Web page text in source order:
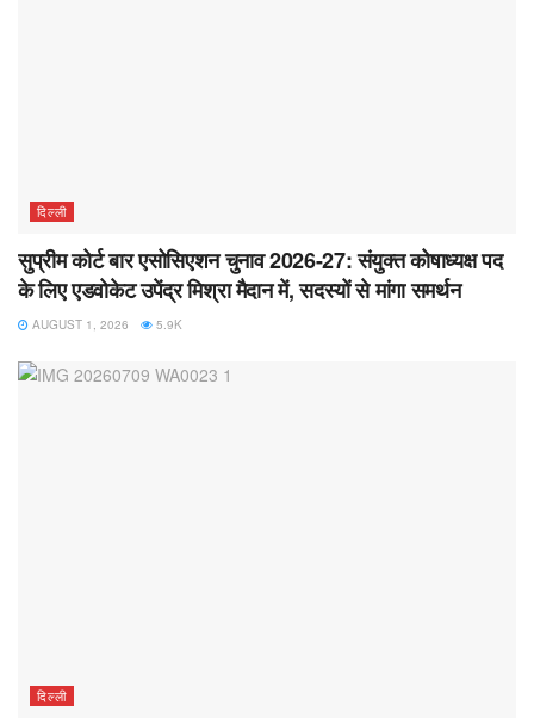
दिल्ली
सुप्रीम कोर्ट बार एसोसिएशन चुनाव 2026-27: संयुक्त कोषाध्यक्ष पद
के लिए एडवोकेट उपेंद्र मिश्रा मैदान में, सदस्यों से मांगा समर्थन
AUGUST 1, 2026 5.9K
दिल्ली